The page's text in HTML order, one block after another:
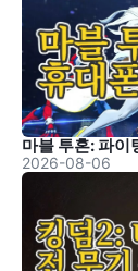
마블 투혼: 파이
2026-08-06